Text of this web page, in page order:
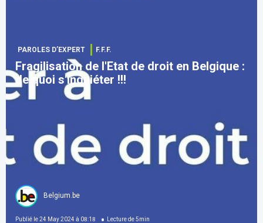
PAROLES D’EXPERT F.F.F.
Fragilisation de l'Etat de droit en Belgique :
de quoi s'inquiéter !!!
Belgium.be
Publié le24 May 2024 à 08:18 Lecture de 5min